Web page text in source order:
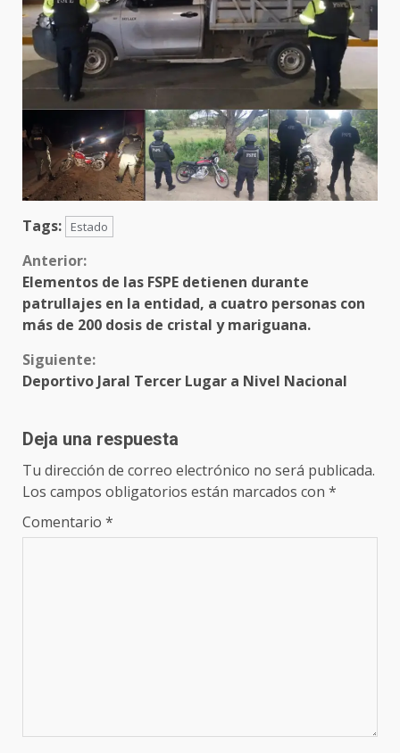
Tags: Estado
Sigue
leyendo
Anterior:
Elementos de las FSPE detienen durante
patrullajes en la entidad, a cuatro personas con
más de 200 dosis de cristal y mariguana.
Siguiente:
Deportivo Jaral Tercer Lugar a Nivel Nacional
Deja una respuesta
Tu dirección de correo electrónico no será publicada.
Los campos obligatorios están marcados con *
Comentario *